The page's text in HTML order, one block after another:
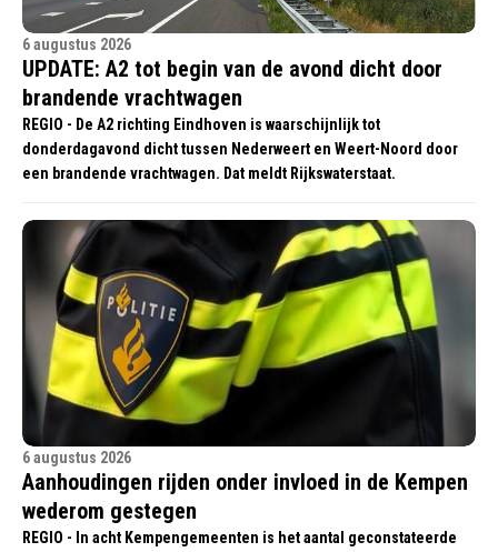
6 augustus 2026
UPDATE: A2 tot begin van de avond dicht door
brandende vrachtwagen
REGIO - De A2 richting Eindhoven is waarschijnlijk tot
donderdagavond dicht tussen Nederweert en Weert-Noord door
een brandende vrachtwagen. Dat meldt Rijkswaterstaat.
6 augustus 2026
Aanhoudingen rijden onder invloed in de Kempen
wederom gestegen
REGIO - In acht Kempengemeenten is het aantal geconstateerde